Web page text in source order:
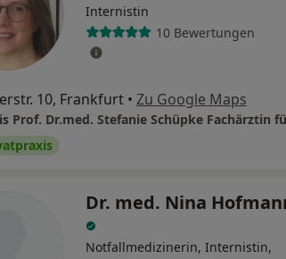
Internistin
10 Bewertungen
10, Frankfurt • Zu Google Maps
Dr. med. Nina
Notfallmedizinerin, Internistin,